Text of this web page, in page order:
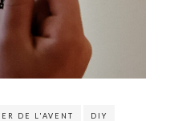
DE L'AVENT DIY